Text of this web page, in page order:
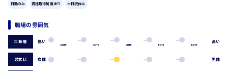
医師
広島市南区
時給1300円～
日勤のみ 資格取得制度あり 土日祝休み
職場の雰囲気
年齢層 低い
20代 30代 40代 50代 60代
高い
男女比 女性 男性